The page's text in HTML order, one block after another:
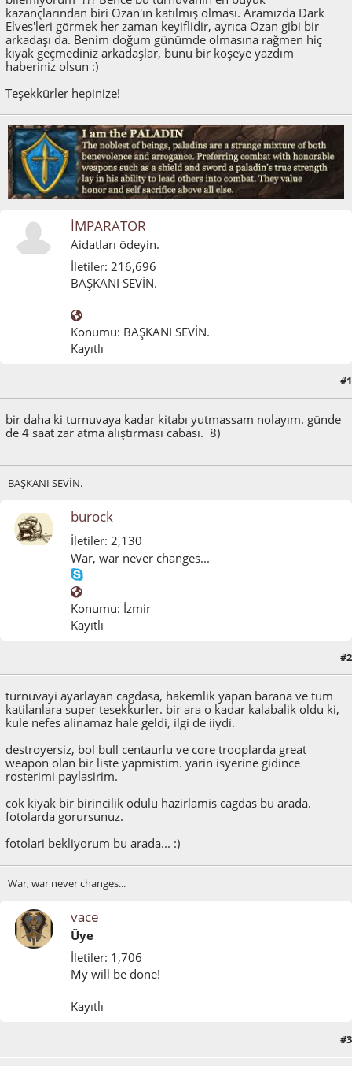
kazançlarından biri Ozan'ın katılmış olması. Aramızda Dark
Elves'leri görmek her zaman keyiflidir, ayrıca Ozan gibi bir
arkadaşı da. Benim doğum günümde olmasına rağmen hiç
kıyak geçmediniz arkadaşlar, bunu bir köşeye yazdım
haberiniz olsun :)
Teşekkürler hepinize!
İMPARATOR
Aidatları ödeyin.
İletiler: 216,696
BAŞKANI SEVİN.
Konumu: BAŞKANI SEVİN.
Kayıtlı
#1
bir daha ki turnuvaya kadar kitabı yutmassam nolayım. günde
de 4 saat zar atma alıştırması cabası. 8)
BAŞKANI SEVİN.
burock
İletiler: 2,130
War, war never changes...
Konumu: İzmir
Kayıtlı
#2
turnuvayi ayarlayan cagdasa, hakemlik yapan barana ve tum
katilanlara super tesekkurler. bir ara o kadar kalabalik oldu ki,
kule nefes alinamaz hale geldi, ilgi de iiydi.
destroyersiz, bol bull centaurlu ve core trooplarda great
weapon olan bir liste yapmistim. yarin isyerine gidince
rosterimi paylasirim.
cok kiyak bir birincilik odulu hazirlamis cagdas bu arada.
fotolarda gorursunuz.
fotolari bekliyorum bu arada... :)
War, war never changes...
vace
Üye
İletiler: 1,706
My will be done!
Kayıtlı
#3